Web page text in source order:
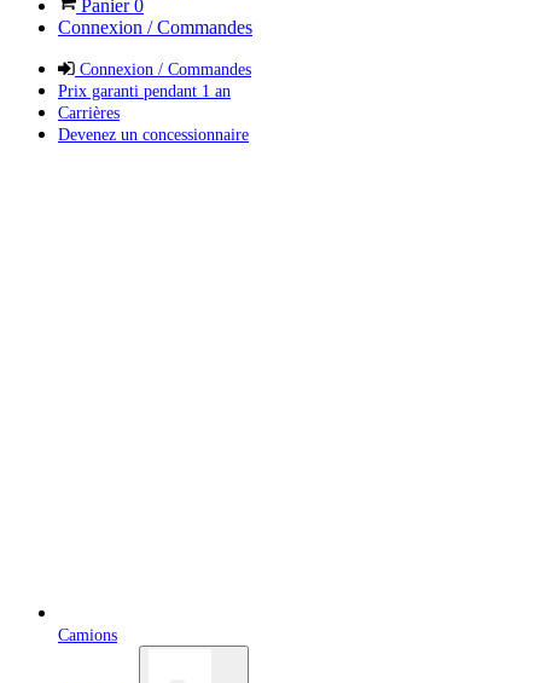
Panier0
Connexion / Commandes
Connexion / Commandes
Prix garanti pendant 1 an
Carrières
Devenez un concessionnaire
Camions